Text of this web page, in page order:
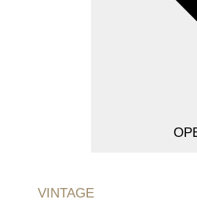
VINTAGE